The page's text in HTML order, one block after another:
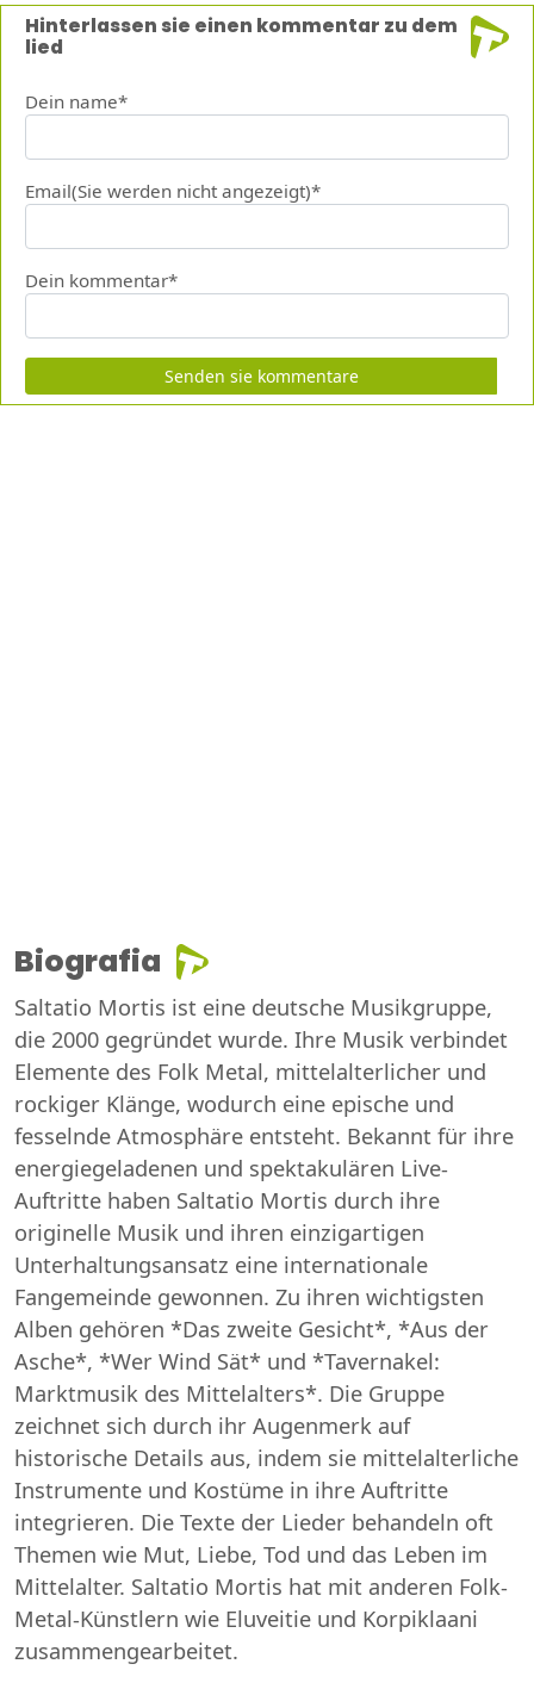
Hinterlassen sie einen kommentar zu dem
lied
Dein name*
Email(Sie werden nicht angezeigt)*
Dein kommentar*
Senden sie kommentare
Biografia
Saltatio Mortis ist eine deutsche Musikgruppe,
die 2000 gegründet wurde. Ihre Musik verbindet
Elemente des Folk Metal, mittelalterlicher und
rockiger Klänge, wodurch eine epische und
fesselnde Atmosphäre entsteht. Bekannt für ihre
energiegeladenen und spektakulären Live-
Auftritte haben Saltatio Mortis durch ihre
originelle Musik und ihren einzigartigen
Unterhaltungsansatz eine internationale
Fangemeinde gewonnen. Zu ihren wichtigsten
Alben gehören *Das zweite Gesicht*, *Aus der
Asche*, *Wer Wind Sät* und *Tavernakel:
Marktmusik des Mittelalters*. Die Gruppe
zeichnet sich durch ihr Augenmerk auf
historische Details aus, indem sie mittelalterliche
Instrumente und Kostüme in ihre Auftritte
integrieren. Die Texte der Lieder behandeln oft
Themen wie Mut, Liebe, Tod und das Leben im
Mittelalter. Saltatio Mortis hat mit anderen Folk-
Metal-Künstlern wie Eluveitie und Korpiklaani
zusammengearbeitet.